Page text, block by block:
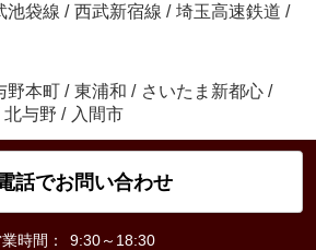
池袋線 / 西武新宿線 / 埼玉高速鉄道 /
野本町 / 東浦和 / さいたま新都心 /
北与野 / 入間市
話でお問い合わせ
時間：
9:30～18:30